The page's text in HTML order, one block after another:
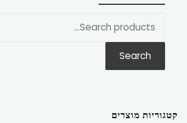
Search
קטגוריות מוצרים